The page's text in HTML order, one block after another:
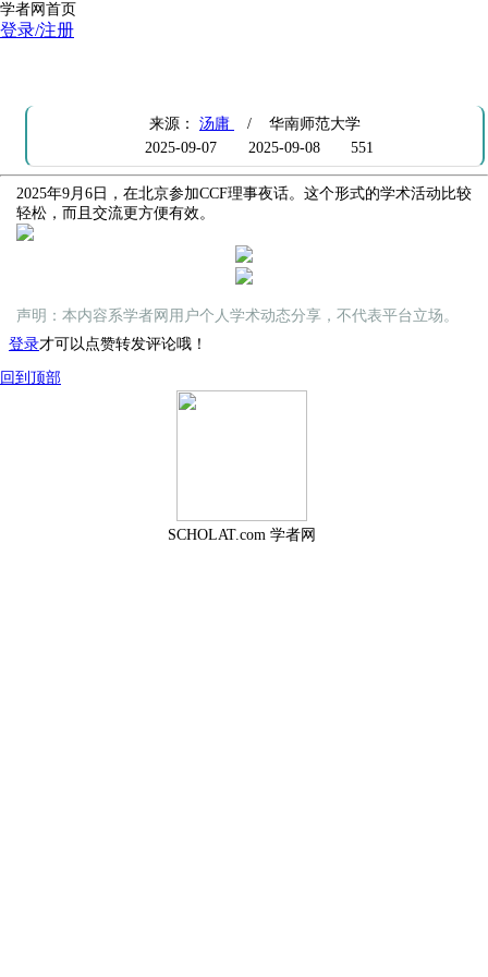
学者网首页
登录/注册
来源： 汤庸
/ 华南师范大学
2025-09-07
2025-09-08 551
2025年9月6日，在北京参加CCF理事夜话。这个形式的学术活动比较
轻松，而且交流更方便有效。
声明：本内容系学者网用户个人学术动态分享，不代表平台立场。
登录才可以点赞转发评论哦！
回到顶部
SCHOLAT.com 学者网